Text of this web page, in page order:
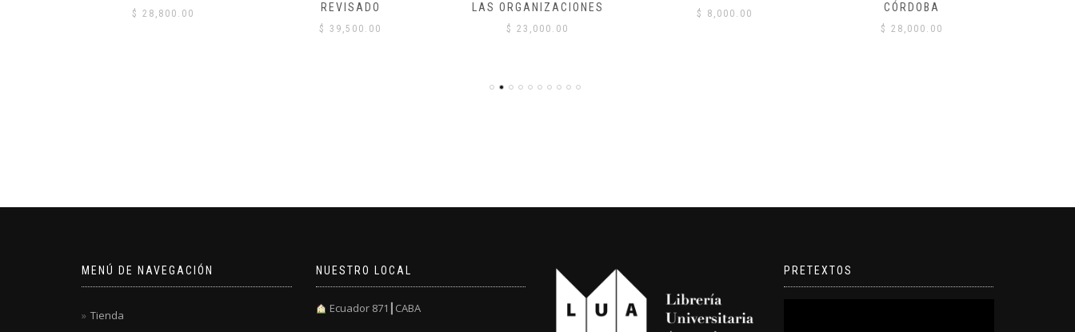
$ 28,800.00
REVISADO
$ 39,500.00
LAS ORGANIZACIONES
$ 23,000.00
$ 8,000.00
CÓRDOBA
$ 28,000.00
MENÚ DE NAVEGACIÓN
Tienda
NUESTRO LOCAL
Ecuador 871┃CABA
PRETEXTOS